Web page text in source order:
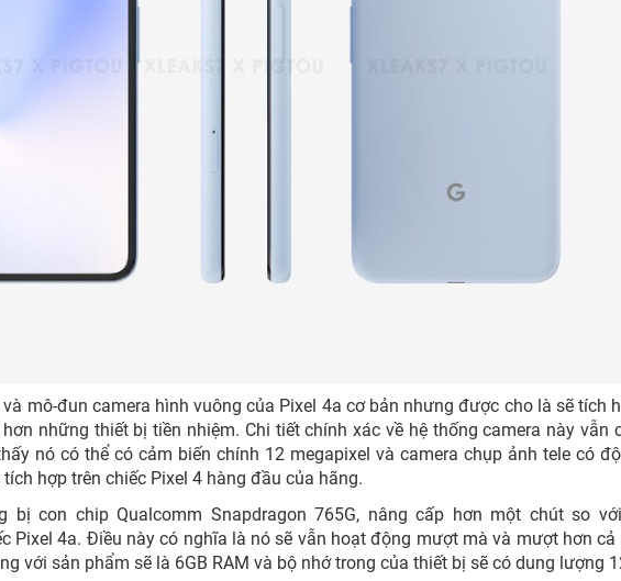
mô-đun camera hình vuông của Pixel 4a cơ bản nhưng được cho là sẽ tích
những thiết bị tiền nhiệm. Chi tiết chính xác về hệ thống camera này vẫn
nó có thể có cảm biến chính 12 megapixel và camera chụp ảnh tele có
hợp trên chiếc Pixel 4 hàng đầu của hãng.
bị con chip Qualcomm Snapdragon 765G, nâng cấp hơn một chút so
Pixel 4a. Điều này có nghĩa là nó sẽ vẫn hoạt động mượt mà và mượt hơn
với sản phẩm sẽ là 6GB RAM và bộ nhớ trong của thiết bị sẽ có dung lượng